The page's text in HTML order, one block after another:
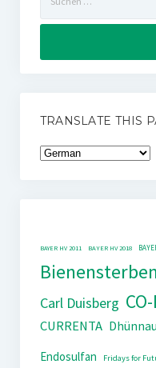
nach:
TRANSLATE THIS
BAYER HV 2011 BAYER HV 2018
Bienensterben
Carl Duisberg
CURRENTA
Endosulfan
Fridays for